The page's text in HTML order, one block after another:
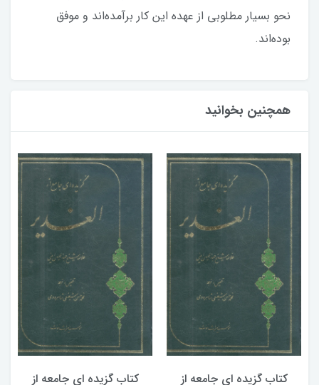
نحو بسیار مطلوبی از عهده این کار برآمده‌اند و موفق
بوده‌اند.
همچنین بخوانید
کتاب گزیده ای جامعه از
کتاب گزیده ای جامعه از